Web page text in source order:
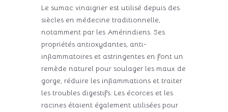
Le sumac vinaigrier est utilisé depuis des
siècles en médecine traditionnelle,
notamment par les Amérindiens. Ses
propriétés antioxydantes, anti-
inflammatoires et astringentes en font un
remède naturel pour soulager les maux de
gorge, réduire les inflammations et traiter
les troubles digestifs. Les écorces et les
racines étaient également utilisées pour